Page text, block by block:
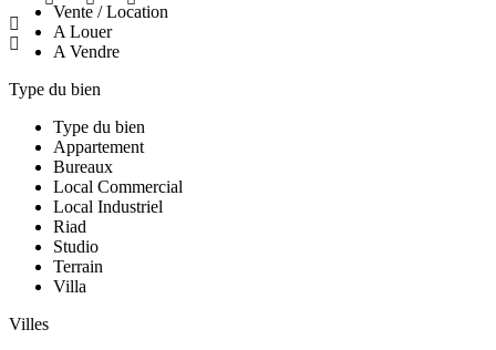
Vente / Location
A Louer
A Vendre
Type du bien
Type du bien
Appartement
Bureaux
Local Commercial
Local Industriel
Riad
Studio
Terrain
Villa
Villes